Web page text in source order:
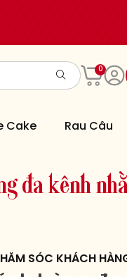
0
Cake Rau Câu
g đa kênh nh
SÓC KHÁCH